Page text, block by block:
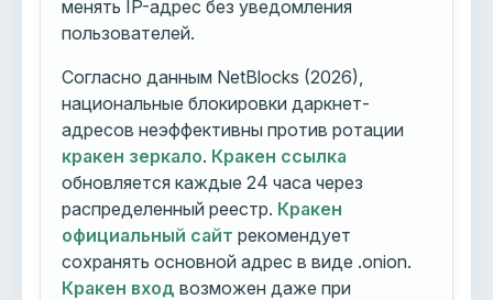
менять IP-адрес без уведомления
пользователей.
Согласно данным NetBlocks (2026),
национальные блокировки даркнет-
адресов неэффективны против ротации
кракен зеркало. Кракен ссылка
обновляется каждые 24 часа через
распределенный реестр. Кракен
официальный сайт рекомендует
сохранять основной адрес в виде .onion.
Кракен вход возможен даже при